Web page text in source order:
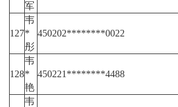
军
127
韦
*
彤
450202********0022
128
韦
*
艳
450221********4488
韦